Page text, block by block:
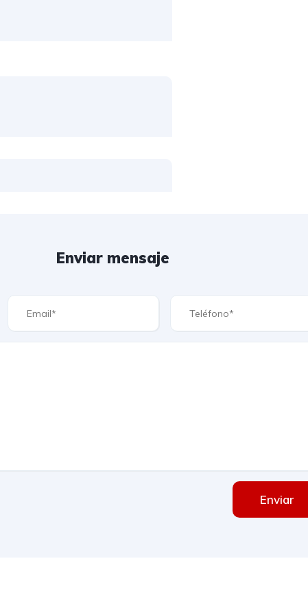
Enviar mensaje
Enviar